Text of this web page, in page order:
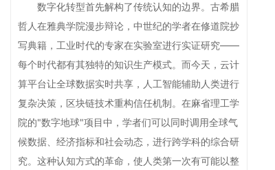
数字化转型首先解构了传统认知的边界。古希腊
哲人在雅典学院漫步辩论，中世纪的学者在修道院抄
写典籍，工业时代的专家在实验室进行实证研究——
每个时代都有其独特的知识生产模式。而今天，云计
算平台让全球数据实时共享，人工智能辅助人类进行
复杂决策，区块链技术重构信任机制。在麻省理工学
院的"数字地球"项目中，学者们可以同时调用全球气
候数据、经济指标和社会动态，进行跨学科的综合研
究。这种认知方式的革命，使人类第一次有可能以整